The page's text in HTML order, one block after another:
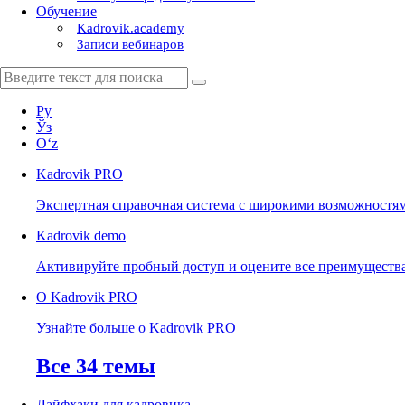
Обучение
Kadrovik.academy
Записи вебинаров
Ру
Ўз
Oʻz
Kadrovik PRO
Экспертная справочная система с широкими
Kadrovik demo
Активируйте пробный доступ и оцените все
О Kadrovik PRO
Узнайте больше о Kadrovik PRO
Все 34 темы